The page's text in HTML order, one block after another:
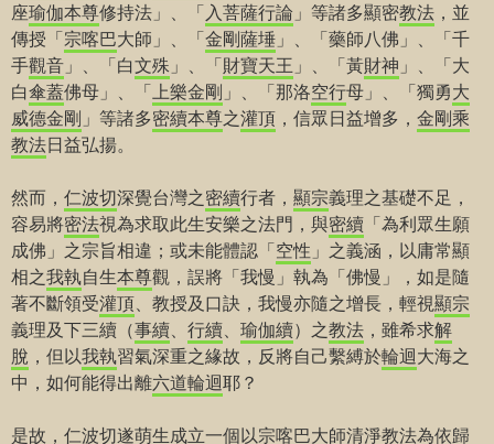
座瑜伽本尊修持法」、「 入菩薩行論 」等諸多顯密教法 ，並
傳授「宗喀巴大師」、「金剛薩埵 」、「藥師八佛」、「千
手觀音 」、「白文殊 」、「財寶天王 」、「黃財神 」、「大
白傘蓋佛母」、「 上樂金剛 」、「那洛空行母」、「獨勇大
威德金剛 」等諸多密續本尊之灌頂 ，信眾日益增多， 金剛乘
教法日益弘揚。
然而， 仁波切深覺台灣之密續行者， 顯宗義理之基礎不足，
容易將密法視為求取此生安樂之法門，與密續 「為利眾生願
成佛」之宗旨相違；或未能體認「空性 」之義涵，以庸常顯
相之我執自生本尊觀，誤將「我慢」執為「佛慢」，如是隨
著不斷領受灌頂 、教授及口訣，我慢亦隨之增長，輕視顯宗
義理及下三續（事續 行續 瑜伽續）之教法 ，雖希求解
脫 ，但以我執習氣深重之緣故，反將自己繫縛於輪迴大海之
中，如何能得出離六道輪迴耶？
是故， 仁波切遂萌生成立一個以宗喀巴大師清淨教法為依歸